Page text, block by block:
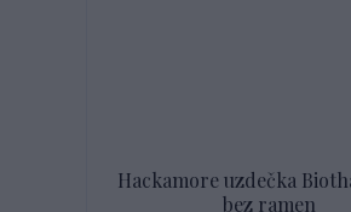
Hackamore uzdečka
bez ramen